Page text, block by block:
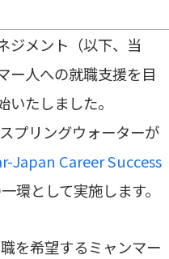
ジメント（以下、当
ー人への就職支援を目
たしました。
プリングウォーターが
Japan Career Success
環として実施します。
を希望するミャンマー